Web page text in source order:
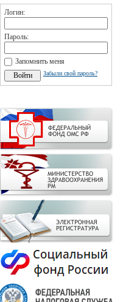
Логин:
Пароль:
Запомнить меня
Забыли свой пароль?